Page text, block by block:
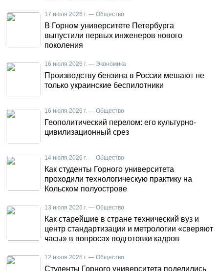
17 июля 2026 г. — Общество
В Горном университете Петербурга
выпустили первых инженеров нового
поколения
16 июля 2026 г. — Экономика
Производству бензина в России мешают не
только украинские беспилотники
16 июля 2026 г. — Общество
Геополитический перелом: его культурно-
цивилизационный срез
14 июля 2026 г. — Общество
Как студенты Горного университета
проходили технологическую практику на
Кольском полуострове
13 июля 2026 г. — Общество
Как старейшие в стране технический вуз и
центр стандартизации и метрологии «сверяют
часы» в вопросах подготовки кадров
12 июля 2026 г. — Общество
Студенты Горного университета поделились